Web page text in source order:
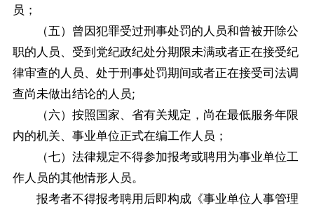
员；
（五）曾因犯罪受过刑事处罚的人员和曾被开除公
职的人员、受到党纪政纪处分期限未满或者正在接受纪
律审查的人员、处于刑事处罚期间或者正在接受司法调
查尚未做出结论的人员;
（六）按照国家、省有关规定，尚在最低服务年限
内的机关、事业单位正式在编工作人员；
（七）法律规定不得参加报考或聘用为事业单位工
作人员的其他情形人员。
报考者不得报考聘用后即构成《事业单位人事管理